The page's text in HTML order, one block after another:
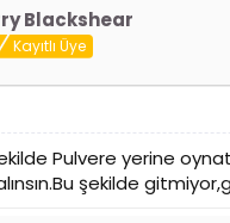
Blackshear
Kayıtlı Üye
Pulvere yerine
şekilde